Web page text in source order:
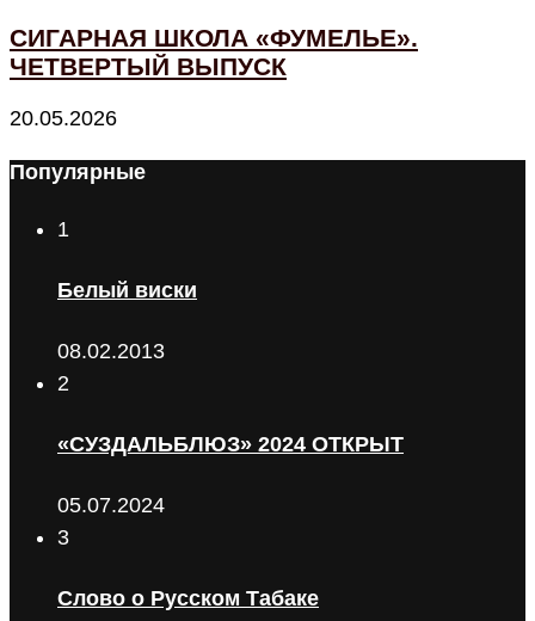
СИГАРНАЯ ШКОЛА «ФУМЕЛЬЕ».
ЧЕТВЕРТЫЙ ВЫПУСК
20.05.2026
Популярные
1
Белый виски
08.02.2013
2
«СУЗДАЛЬБЛЮЗ» 2024 ОТКРЫТ
05.07.2024
3
Слово о Русском Табаке